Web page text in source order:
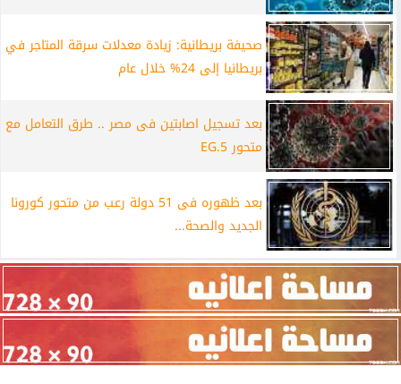
صحيفة بريطانية: زيادة معدلات سرقة المتاجر في
بريطانيا إلى 24% خلال عام
بعد تسجيل اصابتين فى مصر .. طرق التعامل مع
متحور EG.5
بعد ظهوره فى 51 دولة رعب من متحور كورونا
الجديد والصحة...